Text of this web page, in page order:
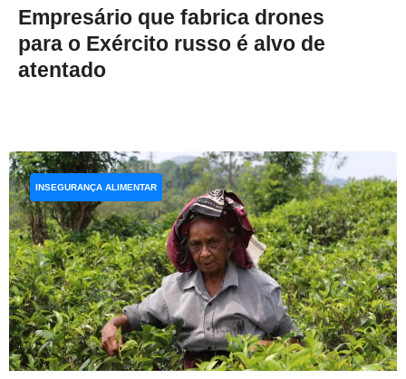
Empresário que fabrica drones
para o Exército russo é alvo de
atentado
INSEGURANÇA ALIMENTAR